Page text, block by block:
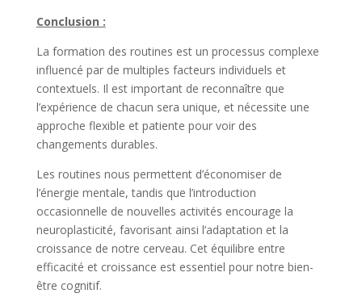
Conclusion :
La formation des routines est un processus complexe
influencé par de multiples facteurs individuels et
contextuels. Il est important de reconnaître que
l’expérience de chacun sera unique, et nécessite une
approche flexible et patiente pour voir des
changements durables.
Les routines nous permettent d’économiser de
l’énergie mentale, tandis que l’introduction
occasionnelle de nouvelles activités encourage la
neuroplasticité, favorisant ainsi l’adaptation et la
croissance de notre cerveau. Cet équilibre entre
efficacité et croissance est essentiel pour notre bien-
être cognitif.